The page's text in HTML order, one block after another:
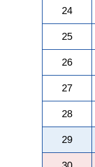
24
25
26
27
28
29